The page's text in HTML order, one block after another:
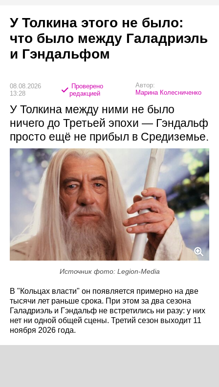
У Толкина этого не было:
что было между Галадриэль
и Гэндальфом
08.08.2026
13:28
Проверено
редакцией
Автор:
Марина Колесниченко
У Толкина между ними не было
ничего до Третьей эпохи — Гэндальф
просто ещё не прибыл в Средиземье.
Источник фото: Legion-Media
В "Кольцах власти" он появляется примерно на две
тысячи лет раньше срока. При этом за два сезона
Галадриэль и Гэндальф не встретились ни разу: у них
нет ни одной общей сцены. Третий сезон выходит 11
ноября 2026 года.